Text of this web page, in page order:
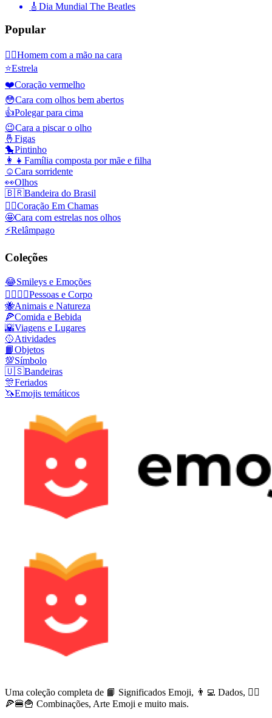
🎸 Dia Mundial The Beatles
Popular
🤦‍♂️Homem com a mão na cara
⭐Estrela
❤️Coração vermelho
😳Cara com olhos bem abertos
👍Polegar para cima
😉Cara a piscar o olho
🤞 Figas
🐤Pintinho
👩‍👧 Família composta por mãe e filha
☺️Cara sorridente
👀Olhos
🇧🇷Bandeira do Brasil
❤️‍🔥Coração Em Chamas
🤩Cara com estrelas nos olhos
⚡Relâmpago
Coleções
😂Smileys e Emoções
👩‍❤️‍💋‍👨Pessoas e Corpo
🐝Animais e Natureza
🍕Comida e Bebida
🌇Viagens e Lugares
🥎Atividades
📙Objetos
💯Símbolo
🇺🇸Bandeiras
🎊Feriados
🦄Emojis temáticos
Uma coleção completa de 📙 Significados Emoji, 👨‍💻 Dados, 🙅‍♀️
🍕🍔🍟 Combinações, Arte Emoji e muito mais.